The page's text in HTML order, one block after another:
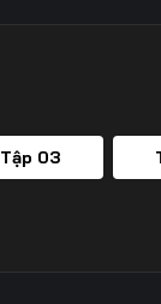
Tập 03